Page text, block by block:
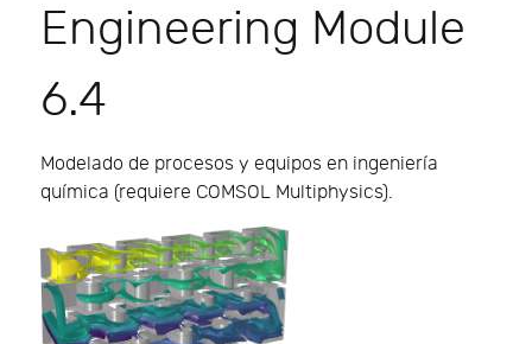
Engineering Module
6.4
Modelado de procesos y equipos en ingeniería
química (requiere COMSOL Multiphysics).